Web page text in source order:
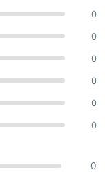
0
0
0
0
0
0
0